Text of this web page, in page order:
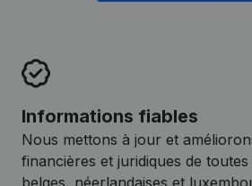
Informations fiables
Nous mettons à jour et
financières et juridiques de